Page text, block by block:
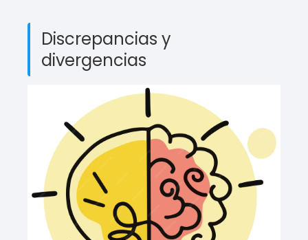
Discrepancias y
divergencias